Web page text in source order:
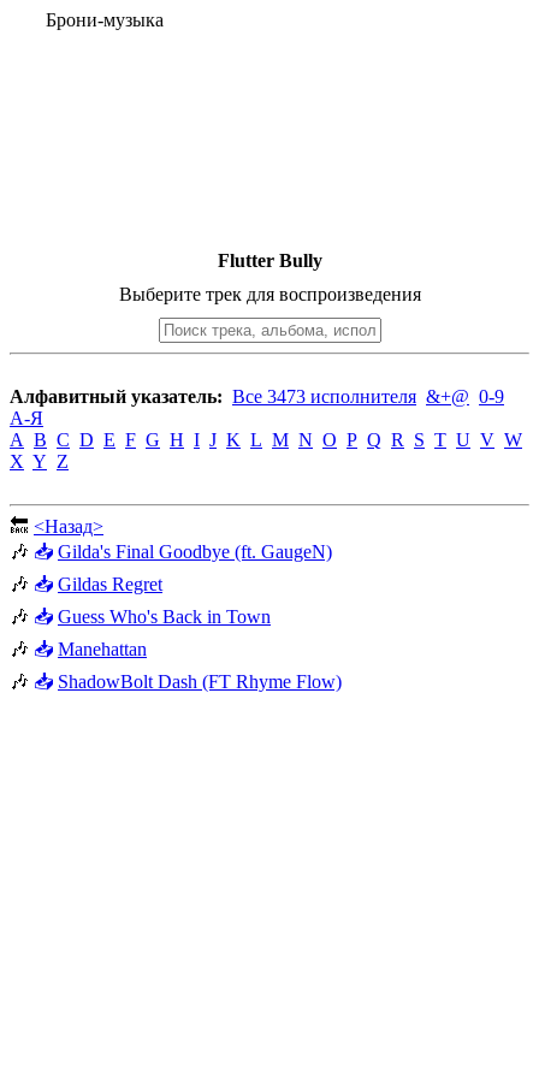
Брони-музыка
Flutter Bully
Выберите трек для воспроизведения
Алфавитный указатель: Все 3473 исполнителя &+@ 0-9
А-Я
A B C D E F G H I J K L M N O P Q R S T U V W
X Y Z
🔙 <Назад>
🎶 📥 Gilda's Final Goodbye (ft. GaugeN)
🎶 📥 Gildas Regret
🎶 📥 Guess Who's Back in Town
🎶 📥 Manehattan
🎶 📥 ShadowBolt Dash (FT Rhyme Flow)